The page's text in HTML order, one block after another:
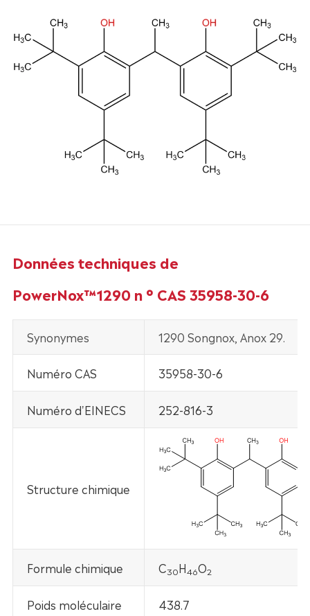
Données techniques de
PowerNox™1290 n ° CAS 35958-30-6
Synonymes 1290 Songnox, Anox 29.
Numéro CAS 35958-30-6
Numéro d'EINECS 252-816-3
Structure chimique
Formule chimique C30H46O2
Poids moléculaire 438.7